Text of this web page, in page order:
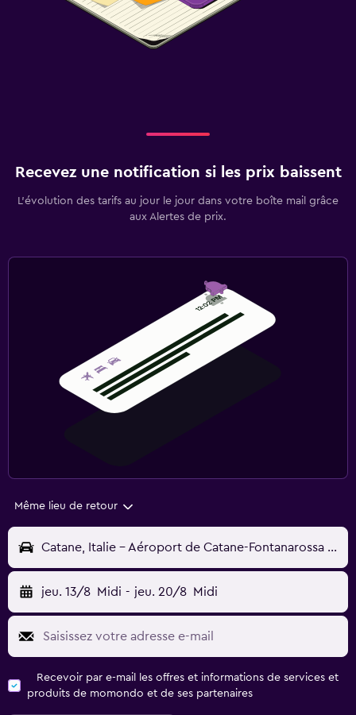
Recevez une notification si les prix baissent
L’évolution des tarifs au jour le jour dans votre boîte mail grâce
aux Alertes de prix.
Même lieu de retour
Catane, Italie - Aéroport de Catane-Fontanarossa (CTA)
jeu. 13/8 Midi - jeu. 20/8 Midi
Recevoir par e-mail les offres et informations de services et
produits de momondo et de ses partenaires